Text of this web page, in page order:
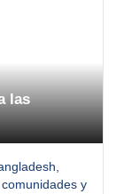
las
y